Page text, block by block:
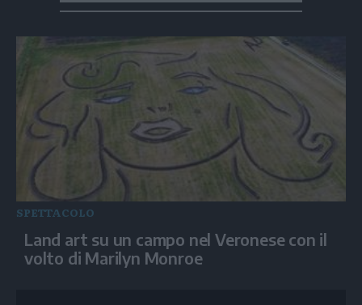
SPETTACOLO
Land art su un campo nel Veronese con il
volto di Marilyn Monroe